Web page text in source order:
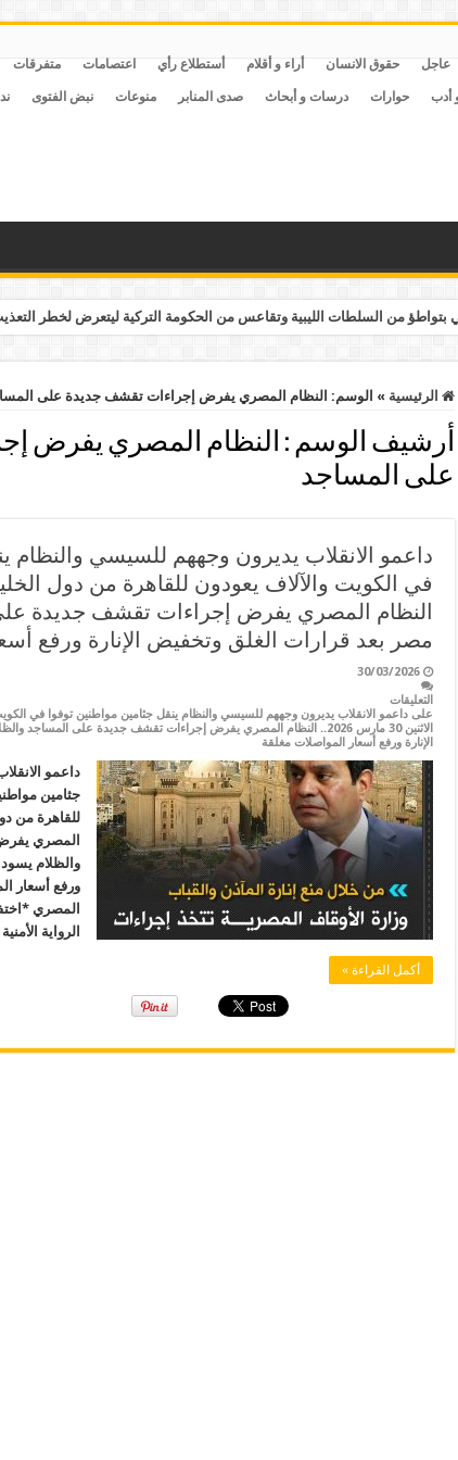
عاجل حقوق الانسان أراء و أقلام أستطلاع رأي اعتصامات متفرقات
أدب حوارات درسات و أبحاث صدى المنابر منوعات نبض الفتوى
من السلطات الليبية وتقاعس من الحكومة التركية ليتعرض لخطر
الرئيسية » الوسم: النظام المصري يفرض إجراءات تقشف جديدة على
أرشيف الوسم : النظام المصري يفرض
على المساجد
داعمو الانقلاب يديرون وجههم للسيسي والنظام
النظام المصري يفرض إجراءات تقشف جديدة
مصر بعد قرارات الغلق وتخفيض الإنارة ورفع
30/03/2026
التعليقات
على داعمو الانقلاب يديرون وجههم للسيسي والنظام ينقل جثامين مواطنين توفوا في
الاثنين 30 مارس 2026.. النظام المصري يفرض إجراءات تقشف جديدة على
الإنارة ورفع أسعار المواصلات مغلقة
داعمو
جثامين
المصري
والظلام
ورفع أسعار
الرواية
أكمل القراءة »